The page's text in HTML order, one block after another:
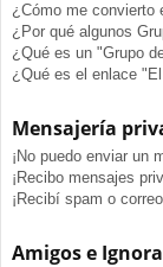
¿Cómo me convierto
¿Por qué algunos
¿Qué es un "Grupo
¿Qué es el enlace
Mensajería
¡No puedo enviar un
¡Recibo mensajes
¡Recibí spam o
Amigos e